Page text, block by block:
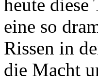
heute
eine so
Rissen in
die Macht